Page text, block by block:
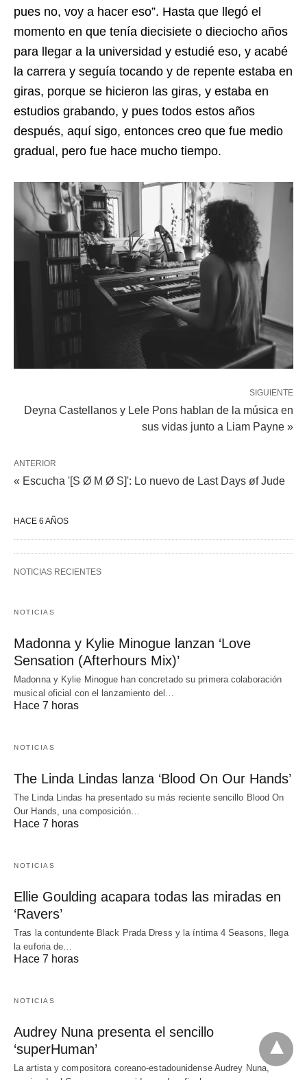
pues no, voy a hacer eso”. Hasta que llegó el
momento en que tenía diecisiete o dieciocho años
para llegar a la universidad y estudié eso, y acabé
la carrera y seguía tocando y de repente estaba en
giras, porque se hicieron las giras, y estaba en
estudios grabando, y pues todos estos años
después, aquí sigo, entonces creo que fue medio
gradual, pero fue hace mucho tiempo.
SIGUIENTE
Deyna Castellanos y Lele Pons hablan de la música en
sus vidas junto a Liam Payne »
ANTERIOR
« Escucha '[S Ø M Ø S]': Lo nuevo de Last Days øf Jude
HACE 6 AÑOS
NOTICIAS RECIENTES
NOTICIAS
Madonna y Kylie Minogue lanzan ‘Love
Sensation (Afterhours Mix)’
Madonna y Kylie Minogue han concretado su primera colaboración
musical oficial con el lanzamiento del…
Hace 7 horas
NOTICIAS
The Linda Lindas lanza ‘Blood On Our Hands’
The Linda Lindas ha presentado su más reciente sencillo Blood On
Our Hands, una composición…
Hace 7 horas
NOTICIAS
Ellie Goulding acapara todas las miradas en
‘Ravers’
Tras la contundente Black Prada Dress y la íntima 4 Seasons, llega
la euforia de…
Hace 7 horas
NOTICIAS
Audrey Nuna presenta el sencillo
‘superHuman’
La artista y compositora coreano-estadounidense Audrey Nuna,